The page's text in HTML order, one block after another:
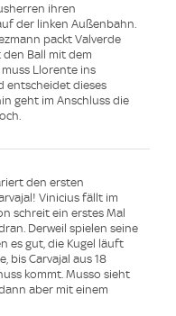
ihren
der linken Außenbahn.
packt Valverde
den Ball mit dem
Llorente ins
entscheidet dieses
geht im Anschluss die
den ersten
Vinicius fällt im
schreit ein erstes Mal
Derweil spielen seine
es gut, die Kugel läuft
bis Carvajal aus 18
kommt. Musso sieht
aber mit einem